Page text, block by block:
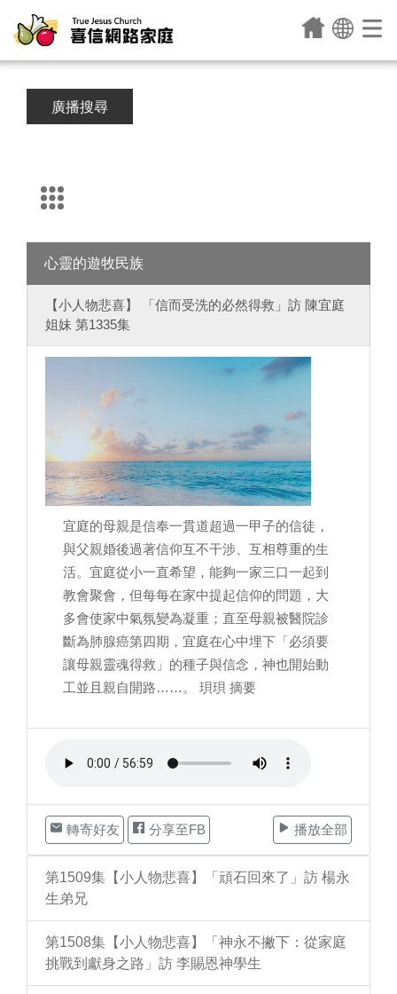
廣播搜尋
心靈的遊牧民族
【小人物悲喜】 「信而受洗的必然得救」訪 陳宜庭
姐妹 第1335集
宜庭的母親是信奉一貫道超過一甲子的信徒，
與父親婚後過著信仰互不干涉、互相尊重的生
活。宜庭從小一直希望，能夠一家三口一起到
教會聚會，但每每在家中提起信仰的問題，大
多會使家中氣氛變為凝重；直至母親被醫院診
斷為肺腺癌第四期，宜庭在心中埋下「必須要
讓母親靈魂得救」的種子與信念，神也開始動
工並且親自開路……。 珼珼 摘要
轉寄好友 分享至FB 播放全部
第1509集【小人物悲喜】「頑石回來了」訪 楊永
生弟兄
第1508集【小人物悲喜】「神永不撇下：從家庭
挑戰到獻身之路」訪 李賜恩神學生